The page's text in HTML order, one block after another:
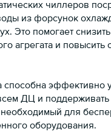
чиллеров
из форсунок
Это помогает
агрегата и повысить
способна эффективно
ДЦ и поддерживать
для
оборудования.